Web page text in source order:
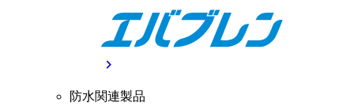
chevron_right
防水関連製品